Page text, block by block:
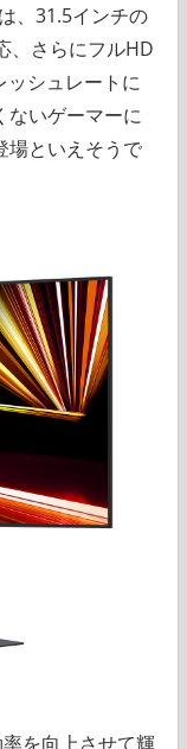
、31.5インチの
、さらにフルHD
シュレートに
ないゲーマーに
場といえそうで
を向上させて輝